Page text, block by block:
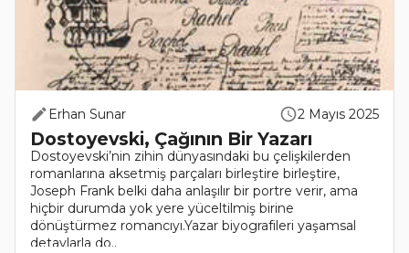
Erhan Sunar 2 Mayıs 2025
Dostoyevski, Çağının Bir Yazarı
Dostoyevski’nin zihin dünyasındaki bu çelişkilerden
romanlarına aksetmiş parçaları birleştire birleştire,
Joseph Frank belki daha anlaşılır bir portre verir, ama
hiçbir durumda yok yere yüceltilmiş birine
dönüştürmez romancıyı.Yazar biyografileri yaşamsal
detaylarla do..